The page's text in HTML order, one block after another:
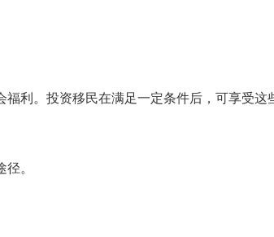
利。投资移民在满足一定条件后，可享受这
。